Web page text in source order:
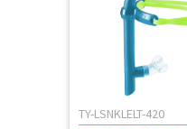
TY-LSNKLELT-420